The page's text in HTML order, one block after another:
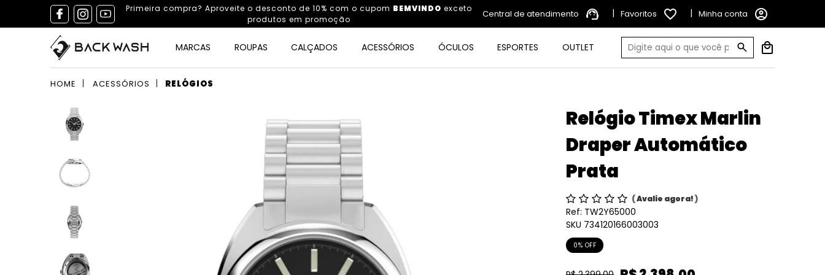
Primeira compra? Aproveite o desconto de 10% com o cupom BEMVINDO exceto
produtos em promoção
Central de atendimento support_agent | Favoritos favorite_border | Minha conta account_circle
MARCAS ROUPAS CALÇADOS ACESSÓRIOS ÓCULOS ESPORTES OUTLET
HOME ACESSÓRIOS RELÓGIOS
Relógio Timex Marlin
Draper Automático
Prata
(Avalie agora!)
Ref: TW2Y65000
SKU 734120166003003
0% OFF